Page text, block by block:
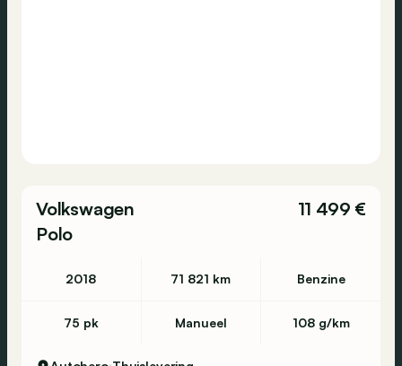
Volkswagen
Polo
11 499 €
2018 71 821 km Benzine
75 pk Manueel 108 g/km